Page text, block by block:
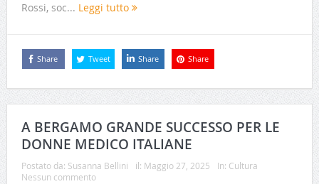
Rossi, soc... Leggi tutto
Share Tweet Share Share
A BERGAMO GRANDE SUCCESSO PER LE
DONNE MEDICO ITALIANE
Postato da: Susanna Bellini il: Maggio 27, 2025 In: Cultura
Nessun commento